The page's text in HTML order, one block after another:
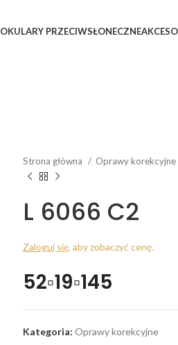
OKULARY PRZECIWSŁONECZNE
Strona główna Oprawy korekcyjne
L 6066 C2
Zaloguj się, aby zobaczyć cenę.
52▫19▫145
Kategoria: Oprawy korekcyjne